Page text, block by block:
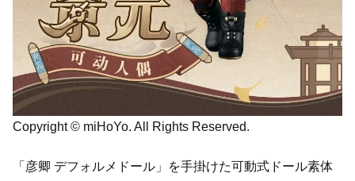
Copyright © miHoYo. All Rights Reserved.
「彦卿 デフォルメドール」を手掛けた可動式ドール素体